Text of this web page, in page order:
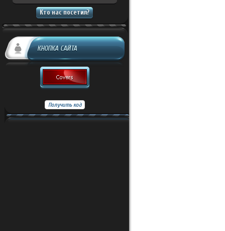
Кто нас посетил?
КНОПКА САЙТА